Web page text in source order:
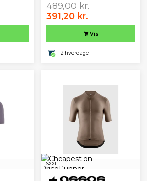
489,00 kr.
391,20 kr.
Vis
1-2 hverdage
SXXL